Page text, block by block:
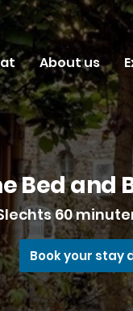
About us
Bed
60
Book your stay